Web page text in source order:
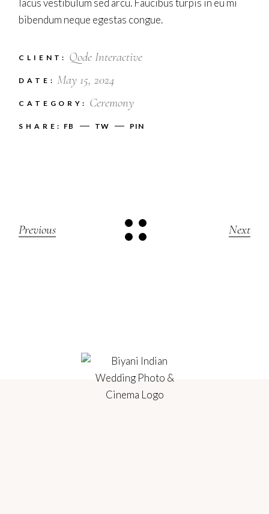
bibendum neque egestas congue.
CLIENT: Qode Interactive
DATE: May 15, 2024
CATEGORY: Ceremony
SHARE: FB TW PIN
Previous Next